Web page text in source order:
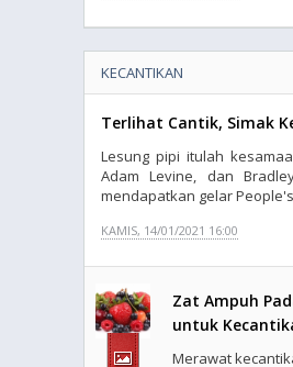
KECANTIKAN
Terlihat Cantik, Simak
Lesung pipi itulah
Adam Levine, dan
mendapatkan gelar
KAMIS, 14/01/2021 16:00
Zat Ampuh
untuk
Merawat